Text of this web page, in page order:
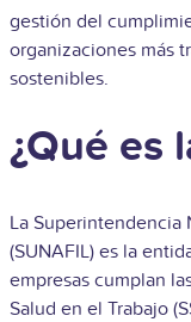
gestión del
organizaciones más
sostenibles.
¿Qué es
La Superintendencia
(SUNAFIL) es la
empresas cumplan
Salud en el Trabajo